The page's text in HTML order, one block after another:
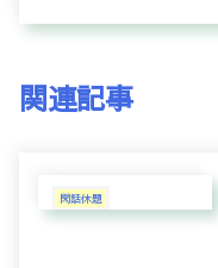
関連記事
閑話休題